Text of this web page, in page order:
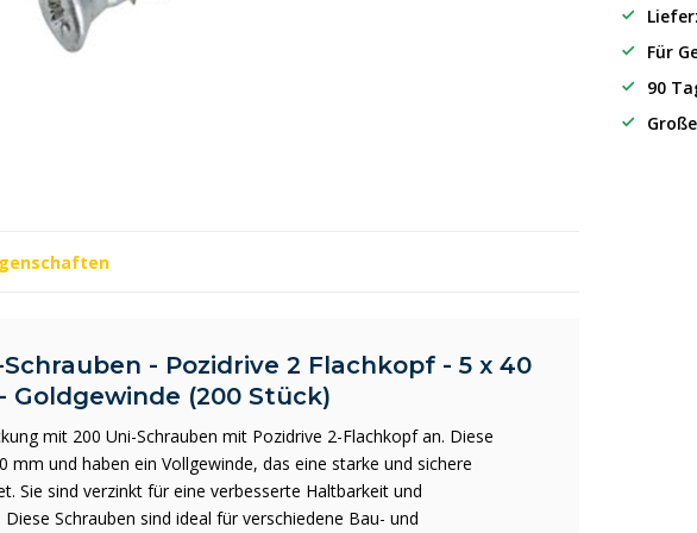
Für
90
- Pozidrive 2 Flachkopf - 5 x 40
Goldgewinde (200 Stück)
mit 200 Uni-Schrauben mit Pozidrive 2-Flachkopf an. Diese
mm und haben ein Vollgewinde, das eine starke und sichere
Sie sind verzinkt für eine verbesserte Haltbarkeit und
Schrauben sind ideal für verschiedene Bau- und